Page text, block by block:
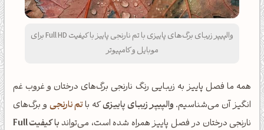
والپیپر زیبای برگ‌های پاییزی با تم نارنجی پاییز با کیفیت Full HD برای
موبایل و کامپیوتر
همه ما فصل پاییز به زیبایی رنگ نارنجی برگ‌های درختان و غروب غم
انگیز آن می‌شناسیم. والپیپر زیبای پاییزیکه باتم نارنجی و برگ‌های
نارنجی درختان در فصل پاییز همراه شده است، می‌تواند
با کیفیت Full